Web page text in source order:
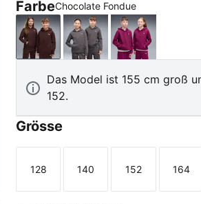
FarbeChocolate Fondue
Chocolate Fondue
Moody GrayFuchsia Glow
Das Model ist 155 cm groß
152.
Grösse
Größe
128
Größe
140
Größe
152 164